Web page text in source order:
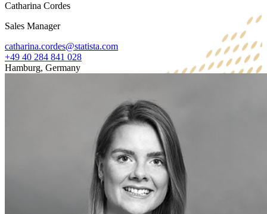
Catharina Cordes
Sales Manager
catharina.cordes@statista.com
+49 40 284 841 028
Hamburg, Germany